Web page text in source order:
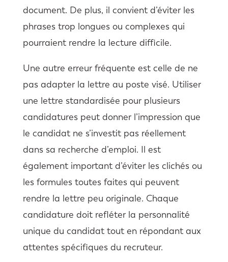
document. De plus, il convient d’éviter les
phrases trop longues ou complexes qui
pourraient rendre la lecture difficile.
Une autre erreur fréquente est celle de ne
pas adapter la lettre au poste visé. Utiliser
une lettre standardisée pour plusieurs
candidatures peut donner l’impression que
le candidat ne s’investit pas réellement
dans sa recherche d’emploi. Il est
également important d’éviter les clichés ou
les formules toutes faites qui peuvent
rendre la lettre peu originale. Chaque
candidature doit refléter la personnalité
unique du candidat tout en répondant aux
attentes spécifiques du recruteur.